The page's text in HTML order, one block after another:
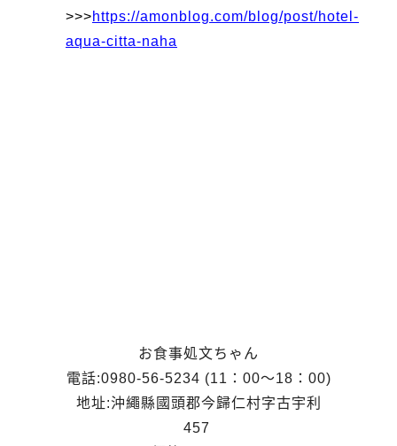
>>>https://amonblog.com/blog/post/hotel-
aqua-citta-naha
お食事処文ちゃん
電話:0980-56-5234 (11：00～18：00)
地址:沖繩縣國頭郡今歸仁村字古宇利
457